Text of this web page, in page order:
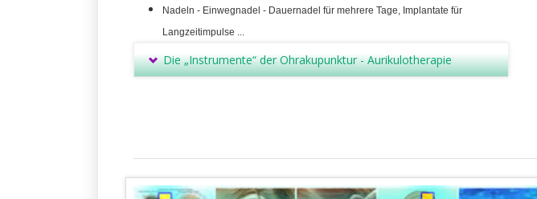
Nadeln - Einwegnadel - Dauernadel für mehrere Tage, Implantate für
Langzeitimpulse ...
Die „Instrumente“ der Ohrakupunktur - Aurikulotherapie